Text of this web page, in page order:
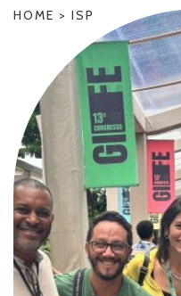
HOME > ISP